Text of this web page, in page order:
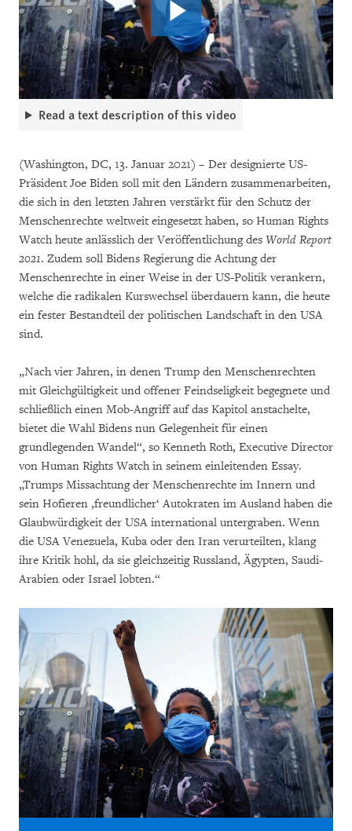
Read a text description of this video
(Washington, DC, 13. Januar 2021) – Der designierte US-
Präsident Joe Biden soll mit den Ländern zusammenarbeiten,
die sich in den letzten Jahren verstärkt für den Schutz der
Menschenrechte weltweit eingesetzt haben, so Human Rights
Watch heute anlässlich der Veröffentlichung des World Report
2021. Zudem soll Bidens Regierung die Achtung der
Menschenrechte in einer Weise in der US-Politik verankern,
welche die radikalen Kurswechsel überdauern kann, die heute
ein fester Bestandteil der politischen Landschaft in den USA
sind.
„Nach vier Jahren, in denen Trump den Menschenrechten
mit Gleichgültigkeit und offener Feindseligkeit begegnete und
schließlich einen Mob-Angriff auf das Kapitol anstachelte,
bietet die Wahl Bidens nun Gelegenheit für einen
grundlegenden Wandel“, so Kenneth Roth, Executive Director
von Human Rights Watch in seinem einleitenden Essay.
„Trumps Missachtung der Menschenrechte im Innern und
sein Hofieren ,freundlicher‘ Autokraten im Ausland haben die
Glaubwürdigkeit der USA international untergraben. Wenn
die USA Venezuela, Kuba oder den Iran verurteilten, klang
ihre Kritik hohl, da sie gleichzeitig Russland, Ägypten, Saudi-
Arabien oder Israel lobten.“